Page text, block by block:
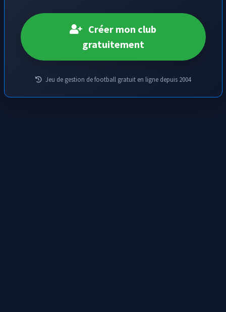
Créer mon club
gratuitement
Jeu de gestion de football gratuit en ligne depuis 2004